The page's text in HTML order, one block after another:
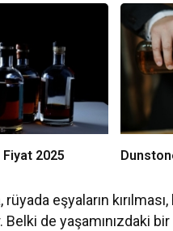
2025
eşyaların
de yaşamınızdaki